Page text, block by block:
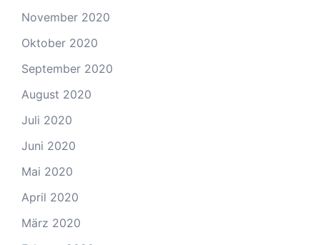
November 2020
Oktober 2020
September 2020
August 2020
Juli 2020
Juni 2020
Mai 2020
April 2020
März 2020